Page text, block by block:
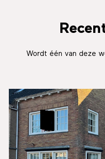
Wordt één van deze